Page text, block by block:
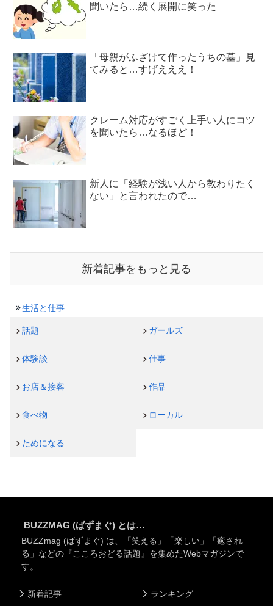
聞いたら…続く展開に笑った
「母親がふざけて作ったうちの墓」見
てみると…すげえええ！
クレーム対応がすごく上手い人にコツ
を聞いたら…なるほど！
新人に「経験が浅い人から教わりたく
ない」と言われたので…
新着記事をもっと見る
生活と仕事
話題 ガールズ
体験談 仕事
お店＆接客 作品
食べ物 ローカル
ためになる
BUZZMAG (ばずまぐ) とは…
BUZZmag (ばずまぐ) は、「笑える」「楽しい」「癒され
る」などの『こころおどる話題』を集めたWebマガジンで
す。
新着記事 ランキング